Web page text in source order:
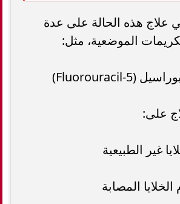
علاج هذه الحالة على عدة
الموضعية، مثل:
على:
غير الطبيعية
المصابة